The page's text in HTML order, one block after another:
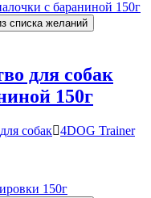
списка желаний
для собак
150г
собак 4DOG Trainer